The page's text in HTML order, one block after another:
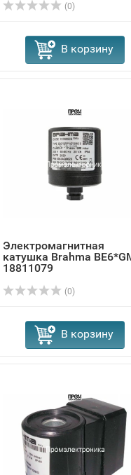
(0)
В корзину
Электромагнитная
катушка Brahma
18811079
(0)
В корзину